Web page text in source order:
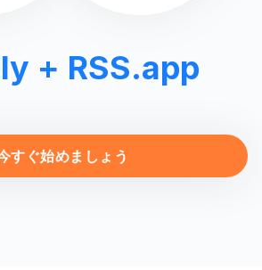
+ RSS.app
すぐ始めましょう